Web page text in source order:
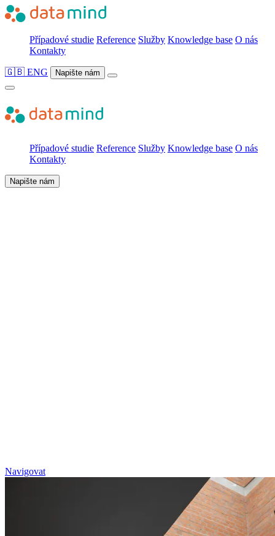
Případové studie Reference Služby Knowledge base O nás
Kontakty
🇬🇧 ENG Napište nám
Případové studie Reference Služby Knowledge base O nás
Kontakty
Napište nám
Navigovat